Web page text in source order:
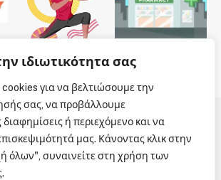
ιδιωτικότητα σας
για να βελτιώσουμε την
σας, να προβάλλουμε
διαφημίσεις ή περιεχόμενο και να
μας. Κάνοντας κλικ στην
όλων", συναινείτε στη χρήση των
Designed byDailypharmanews
Όροι χρήσης
Πολιτική cookies